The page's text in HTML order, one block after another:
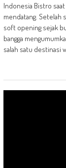
Indonesia Bistro saat
mendatang. Setelah
soft opening sejak
bangga
salah satu destinasi